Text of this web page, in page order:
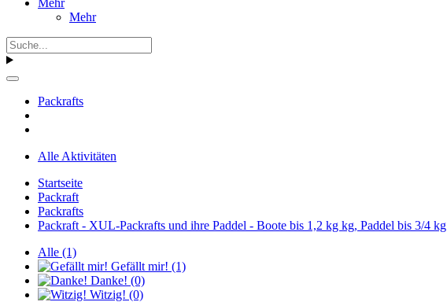
Mehr
Packrafts
Alle Aktivitäten
Startseite
Packraft
Packrafts
Packraft - XUL-Packrafts und ihre Paddel - Boote bis 1,2 kg kg, Paddel bis 3/4 kg
Alle (1)
Gefällt mir! (1)
Danke! (0)
Witzig! (0)